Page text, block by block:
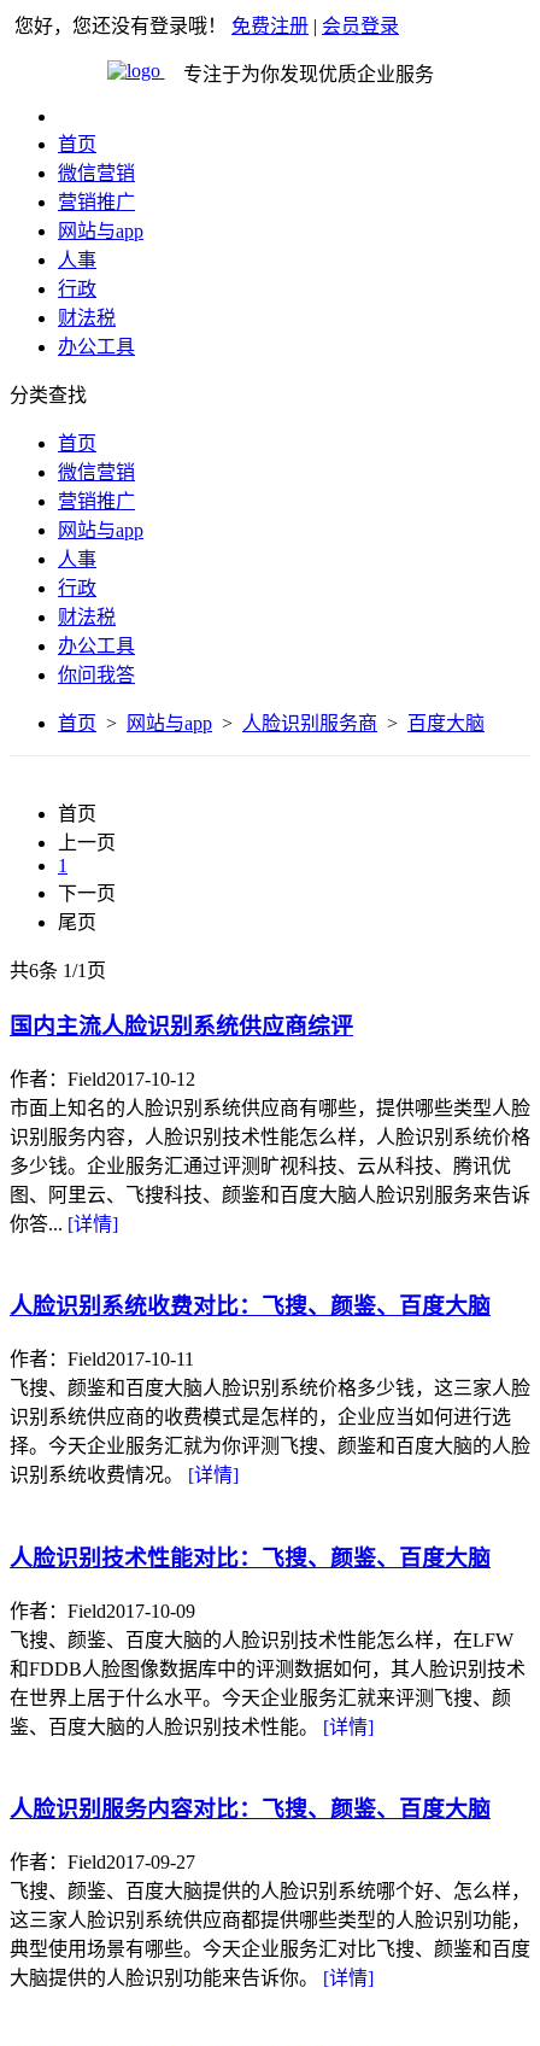
您好，您还没有登录哦！ 免费注册 | 会员登录
专注于为你发现优质企业服务
首页
微信营销
营销推广
网站与app
人事
行政
财法税
办公工具
分类查找
首页
微信营销
营销推广
网站与app
人事
行政
财法税
办公工具
你问我答
首页 > 网站与app > 人脸识别服务商 > 百度大脑
首页
上一页
1
下一页
尾页
共6条 1/1页
国内主流人脸识别系统供应商综评
作者：Field2017-10-12
市面上知名的人脸识别系统供应商有哪些，提供哪些类型人脸
识别服务内容，人脸识别技术性能怎么样，人脸识别系统价格
多少钱。企业服务汇通过评测旷视科技、云从科技、腾讯优
图、阿里云、飞搜科技、颜鉴和百度大脑人脸识别服务来告诉
你答... [详情]
人脸识别系统收费对比：飞搜、颜鉴、百度大脑
作者：Field2017-10-11
飞搜、颜鉴和百度大脑人脸识别系统价格多少钱，这三家人脸
识别系统供应商的收费模式是怎样的，企业应当如何进行选
择。今天企业服务汇就为你评测飞搜、颜鉴和百度大脑的人脸
识别系统收费情况。 [详情]
人脸识别技术性能对比：飞搜、颜鉴、百度大脑
作者：Field2017-10-09
飞搜、颜鉴、百度大脑的人脸识别技术性能怎么样，在LFW
和FDDB人脸图像数据库中的评测数据如何，其人脸识别技术
在世界上居于什么水平。今天企业服务汇就来评测飞搜、颜
鉴、百度大脑的人脸识别技术性能。 [详情]
人脸识别服务内容对比：飞搜、颜鉴、百度大脑
作者：Field2017-09-27
飞搜、颜鉴、百度大脑提供的人脸识别系统哪个好、怎么样，
这三家人脸识别系统供应商都提供哪些类型的人脸识别功能，
典型使用场景有哪些。今天企业服务汇对比飞搜、颜鉴和百度
大脑提供的人脸识别功能来告诉你。 [详情]